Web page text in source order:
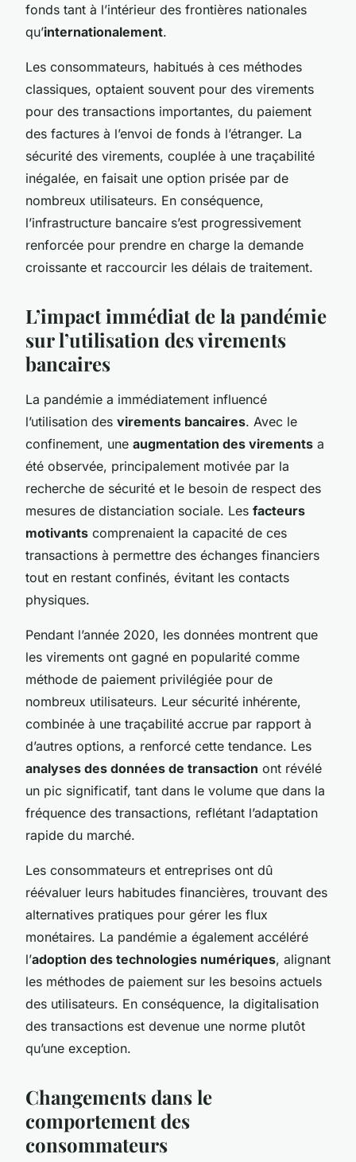
fonds tant à l’intérieur des frontières nationales
qu’internationalement.
Les consommateurs, habitués à ces méthodes
classiques, optaient souvent pour des virements
pour des transactions importantes, du paiement
des factures à l’envoi de fonds à l’étranger. La
sécurité des virements, couplée à une traçabilité
inégalée, en faisait une option prisée par de
nombreux utilisateurs. En conséquence,
l’infrastructure bancaire s’est progressivement
renforcée pour prendre en charge la demande
croissante et raccourcir les délais de traitement.
L’impact immédiat de la pandémie
sur l’utilisation des virements
bancaires
La pandémie a immédiatement influencé
l’utilisation des virements bancaires. Avec le
confinement, une augmentation des virements a
été observée, principalement motivée par la
recherche de sécurité et le besoin de respect des
mesures de distanciation sociale. Les facteurs
motivants comprenaient la capacité de ces
transactions à permettre des échanges financiers
tout en restant confinés, évitant les contacts
physiques.
Pendant l’année 2020, les données montrent que
les virements ont gagné en popularité comme
méthode de paiement privilégiée pour de
nombreux utilisateurs. Leur sécurité inhérente,
combinée à une traçabilité accrue par rapport à
d’autres options, a renforcé cette tendance. Les
analyses des données de transaction ont révélé
un pic significatif, tant dans le volume que dans la
fréquence des transactions, reflétant l’adaptation
rapide du marché.
Les consommateurs et entreprises ont dû
réévaluer leurs habitudes financières, trouvant des
alternatives pratiques pour gérer les flux
monétaires. La pandémie a également accéléré
l’adoption des technologies numériques, alignant
les méthodes de paiement sur les besoins actuels
des utilisateurs. En conséquence, la digitalisation
des transactions est devenue une norme plutôt
qu’une exception.
Changements dans le
comportement des
consommateurs